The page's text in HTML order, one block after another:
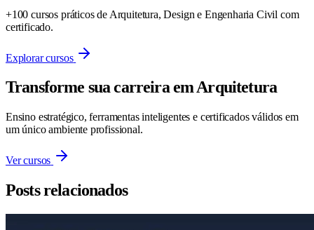
+100 cursos práticos de Arquitetura, Design e Engenharia Civil com
certificado.
Explorar cursos
Transforme sua carreira em Arquitetura
Ensino estratégico, ferramentas inteligentes e certificados válidos em
um único ambiente profissional.
Ver cursos
Posts relacionados